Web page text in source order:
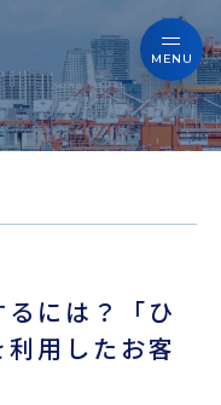
には？「ひ
用したお客